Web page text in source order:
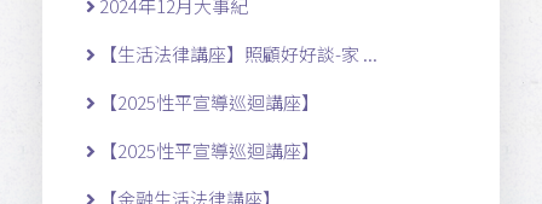
2024年12月大事紀
【生活法律講座】照顧好好談-家 ...
【2025性平宣導巡迴講座】
【2025性平宣導巡迴講座】
【金融生活法律講座】